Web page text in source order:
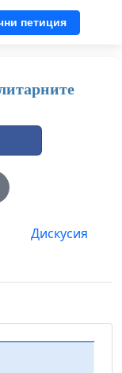
петиция
Дискусия